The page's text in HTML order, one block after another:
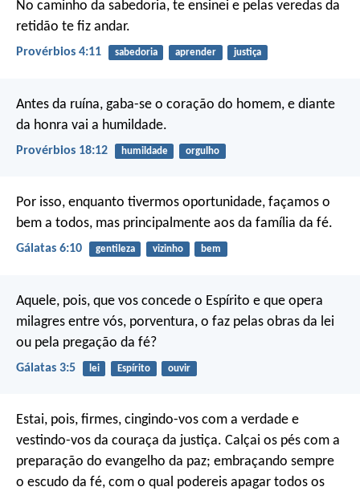
No caminho da sabedoria, te ensinei e pelas veredas da
retidão te fiz andar.
Provérbios 4:11 sabedoria aprender justiça
Antes da ruína, gaba-se o coração do homem, e diante
da honra vai a humildade.
Provérbios 18:12 humildade orgulho
Por isso, enquanto tivermos oportunidade, façamos o
bem a todos, mas principalmente aos da família da fé.
Gálatas 6:10 gentileza vizinho bem
Aquele, pois, que vos concede o Espírito e que opera
milagres entre vós, porventura, o faz pelas obras da lei
ou pela pregação da fé?
Gálatas 3:5 lei Espírito ouvir
Estai, pois, firmes, cingindo-vos com a verdade e
vestindo-vos da couraça da justiça. Calçai os pés com a
preparação do evangelho da paz; embraçando sempre
o escudo da fé, com o qual podereis apagar todos os